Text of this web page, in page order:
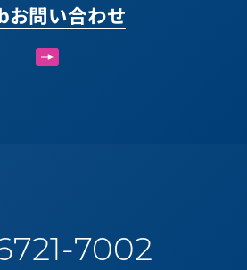
お問い合わせ
7002